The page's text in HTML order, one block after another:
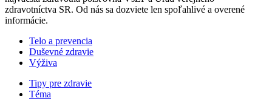
zdravotníctva SR. Od nás sa dozviete len spoľahlivé a overené
informácie.
Telo a prevencia
Duševné zdravie
Výživa
Tipy pre zdravie
Téma